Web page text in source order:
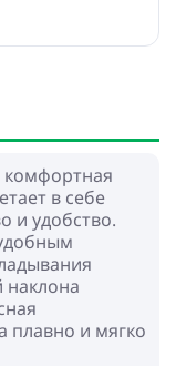
в себе
и удобство.
наклона
плавно и мягко